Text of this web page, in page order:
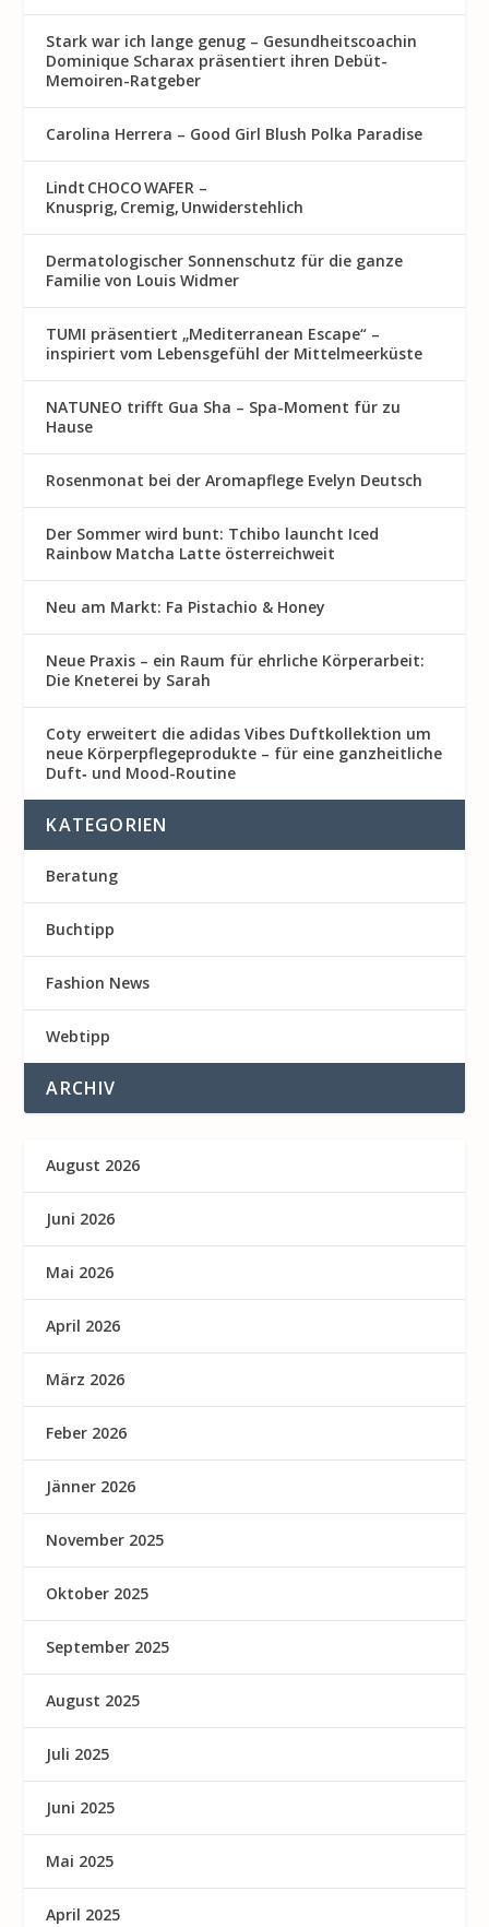
Stark war ich lange genug – Gesundheitscoachin
Dominique Scharax präsentiert ihren Debüt-
Memoiren-Ratgeber
Carolina Herrera – Good Girl Blush Polka Paradise
Lindt CHOCO WAFER –
Knusprig, Cremig, Unwiderstehlich
Dermatologischer Sonnenschutz für die ganze
Familie von Louis Widmer
TUMI präsentiert „Mediterranean Escape“ –
inspiriert vom Lebensgefühl der Mittelmeerküste
NATUNEO trifft Gua Sha – Spa-Moment für zu
Hause
Rosenmon at bei der Aromapflege Evelyn Deutsch
Der Sommer wird bunt: Tchibo launcht Iced
Rainbow Matcha Latte österreichweit
Neu am Markt: Fa Pistachio & Honey
Neue Praxis – ein Raum für ehrliche Körperarbeit:
Die Kneterei by Sarah
Coty erweitert die adidas Vibes Duftkollektion um
neue Körperpflegeprodukte – für eine ganzheitliche
Duft‑ und Mood-Routine
KATEGORIEN
Beratung
Buchtipp
Fashion News
Webtipp
ARCHIV
August 2026
Juni 2026
Mai 2026
April 2026
März 2026
Feber 2026
Jänner 2026
November 2025
Oktober 2025
September 2025
August 2025
Juli 2025
Juni 2025
Mai 2025
April 2025